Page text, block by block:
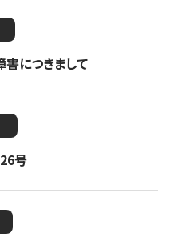
につきまして
号